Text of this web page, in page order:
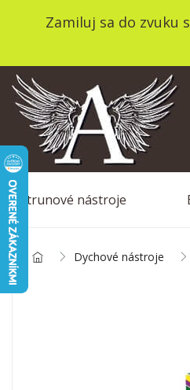
Zamiluj sa do zvuku
Strunové nástroje
Dychové nástroje